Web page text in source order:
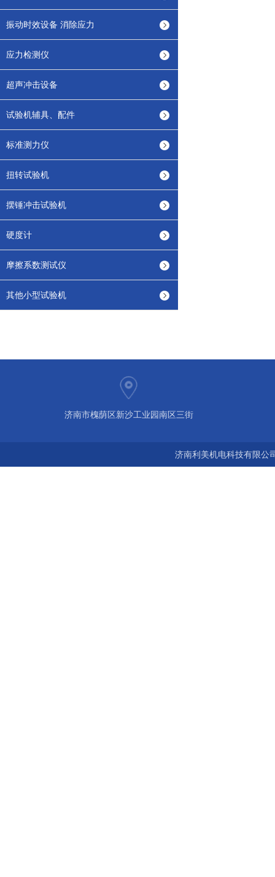
振动时效设备 消除应力
应力检测仪
超声冲击设备
试验机辅具、配件
标准测力仪
扭转试验机
摆锤冲击试验机
硬度计
摩擦系数测试仪
其他小型试验机
济南市槐荫区新沙工业园南区三街
济南利美机电科技有限